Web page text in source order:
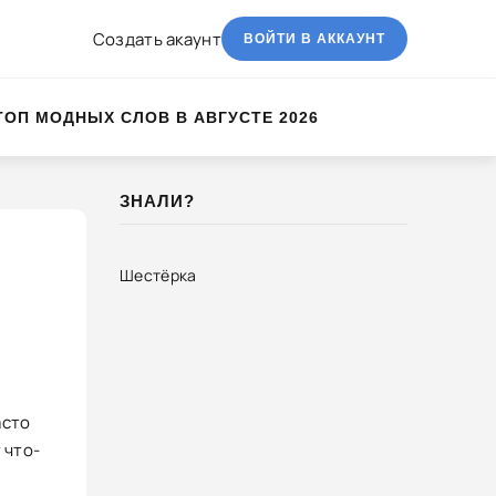
Создать акаунт ВОЙТИ В АККАУНТ
МОДНЫХ СЛОВ В АВГУСТЕ 2026
что-
ЗНАЛИ?
Шестёрка